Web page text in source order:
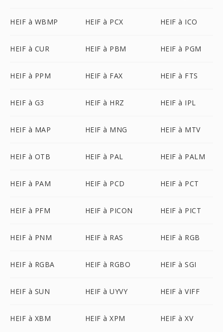
HEIF à WBMP HEIF à PCX HEIF à ICO
HEIF à CUR HEIF à PBM HEIF à PGM
HEIF à PPM HEIF à FAX HEIF à FTS
HEIF à G3 HEIF à HRZ HEIF à IPL
HEIF à MAP HEIF à MNG HEIF à MTV
HEIF à OTB HEIF à PAL HEIF à PALM
HEIF à PAM HEIF à PCD HEIF à PCT
HEIF à PFM HEIF à PICON HEIF à PICT
HEIF à PNM HEIF à RAS HEIF à RGB
HEIF à RGBA HEIF à RGBO HEIF à SGI
HEIF à SUN HEIF à UYVY HEIF à VIFF
HEIF à XBM HEIF à XPM HEIF à XV